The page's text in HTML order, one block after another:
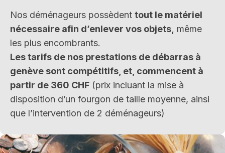
Nos déménageurs possèdent tout le matériel
nécessaire afin d’enlever vos objets, même
les plus encombrants.
Les tarifs de nos prestations de débarras à
genève sont compétitifs, et, commencent à
partir de 360 CHF (prix incluant la mise à
disposition d’un fourgon de taille moyenne, ainsi
que l’intervention de 2 déménageurs)